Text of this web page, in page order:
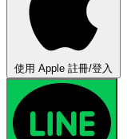
使用 Apple 註冊/登入